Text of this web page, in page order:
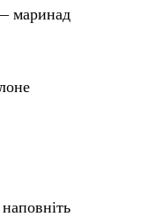
маринад